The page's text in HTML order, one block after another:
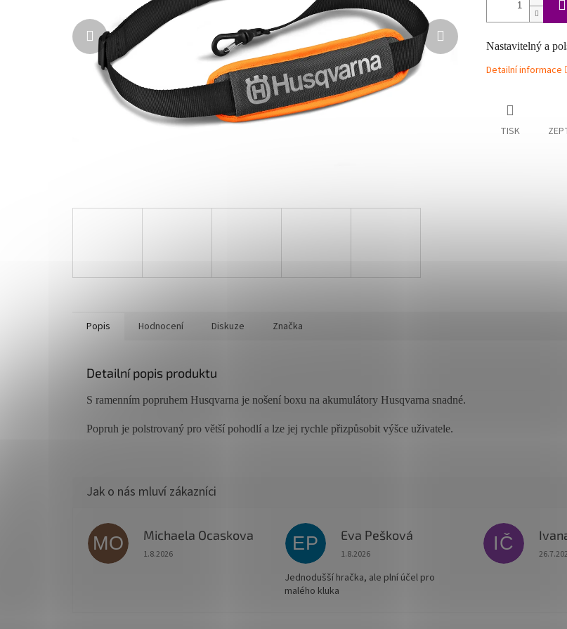
Nastavitelný a
Detailní informace
TISK
Popis Hodnocení Diskuze Značka
Detailní popis produktu
S ramenním popruhem Husqvarna je nošení boxu na akumulátory Husqvarna snadné.
Popruh je polstrovaný pro větší pohodlí a lze jej rychle přizpůsobit výšce uživatele.
MO Michaela Ocaskova
Hodnocení obchodu je 5 z 5 hvězdiček.
1.8.2026
EP Eva Pešková
Hodnocení obchodu je 5 z 5 hvězdiček.
1.8.2026
Jednodušší hračka, ale plní účel pro
malého kluka
IČ